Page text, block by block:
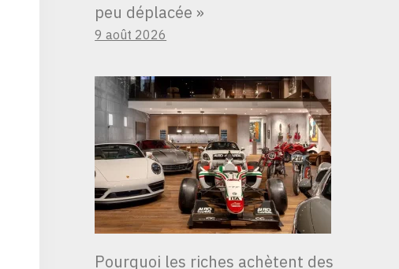
peu déplacée »
9 août 2026
Pourquoi les riches achètent des